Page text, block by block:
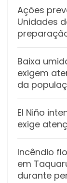
Ações
Unidades
Baixa
exigem
da
El Niño
exige
Incêndio
em
durante